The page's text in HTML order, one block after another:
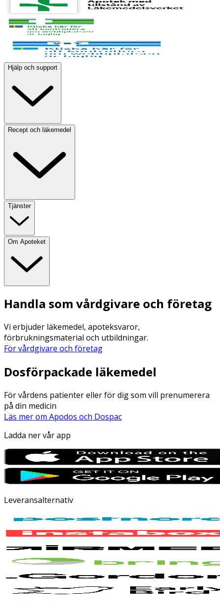
Hjälp och support
Recept och läkemedel
Tjänster
Om Apoteket
Handla som vårdgivare och företag
Vi erbjuder läkemedel, apoteksvaror,
förbrukningsmaterial och utbildningar.
För vårdgivare och företag
Dosförpackade läkemedel
För vårdens patienter eller för dig som vill prenumerera
på din medicin
Läs mer om Apodos och Dospac
Ladda ner vår app
Leveransalternativ